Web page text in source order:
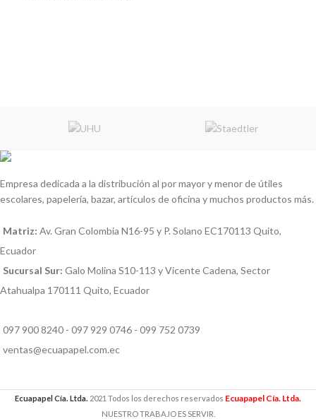
Empresa dedicada a la distribución al por mayor y menor de útiles
escolares, papelería, bazar, artículos de oficina y muchos productos más.
Matriz: Av. Gran Colombia N16-95 y P. Solano EC170113 Quito,
Ecuador
Sucursal Sur: Galo Molina S10-113 y Vicente Cadena, Sector
Atahualpa 170111 Quito, Ecuador
097 900 8240 - 097 929 0746 - 099 752 0739
ventas@ecuapapel.com.ec
Ecuapapel Cía. Ltda. 2021 Todos los derechos reservados Ecuapapel Cía. Ltda.
NUESTRO TRABAJO ES SERVIR.